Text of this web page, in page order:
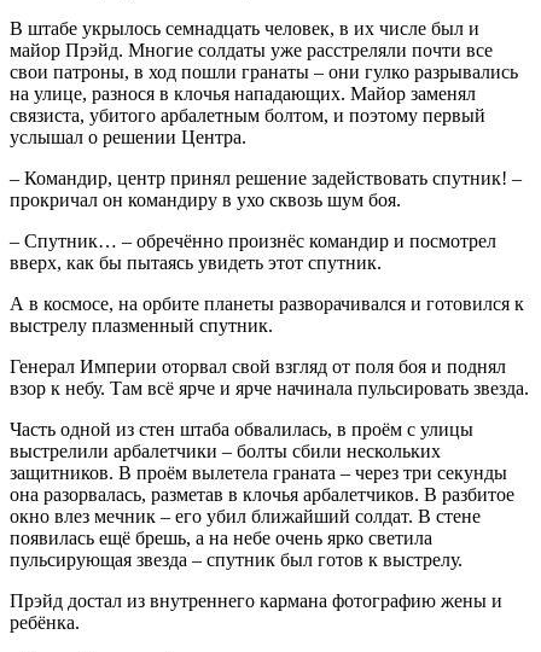
В штабе укрылось семнадцать человек, в их числе был и
майор Прэйд. Многие солдаты уже расстреляли почти все
свои патроны, в ход пошли гранаты – они гулко разрывались
на улице, разнося в клочья нападающих. Майор заменял
связиста, убитого арбалетным болтом, и поэтому первый
услышал о решении Центра.
– Командир, центр принял решение задействовать спутник! –
прокричал он командиру в ухо сквозь шум боя.
– Спутник… – обречённо произнёс командир и посмотрел
вверх, как бы пытаясь увидеть этот спутник.
А в космосе, на орбите планеты разворачивался и готовился к
выстрелу плазменный спутник.
Генерал Империи оторвал свой взгляд от поля боя и поднял
взор к небу. Там всё ярче и ярче начинала пульсировать звезда.
Часть одной из стен штаба обвалилась, в проём с улицы
выстрелили арбалетчики – болты сбили нескольких
защитников. В проём вылетела граната – через три секунды
она разорвалась, разметав в клочья арбалетчиков. В разбитое
окно влез мечник – его убил ближайший солдат. В стене
появилась ещё брешь, а на небе очень ярко светила
пульсирующая звезда – спутник был готов к выстрелу.
Прэйд достал из внутреннего кармана фотографию жены и
ребёнка.